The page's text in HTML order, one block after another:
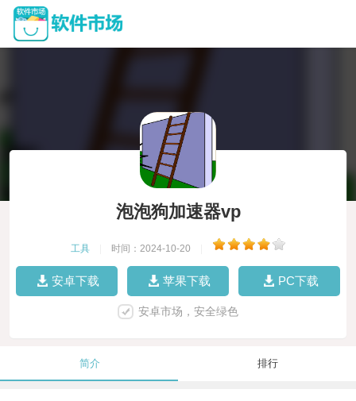
泡泡狗加速器vp
工具 时间：2024-10-20
安卓下载 苹果下载 PC下载
安卓市场，安全绿色
简介 排行